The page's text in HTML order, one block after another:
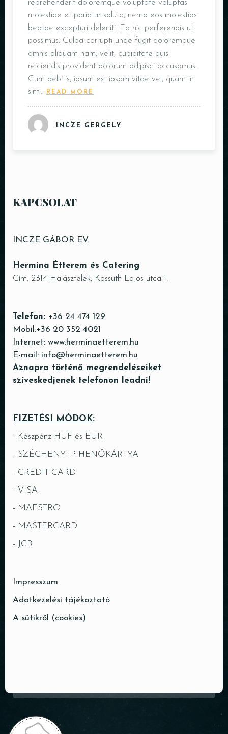
reprehenderit doloremque voluptate voluptas
molestiae et pariatur soluta, nemo eos molestias
beatae excepturi deleniti. Ea hic perferendis ut
possimus. Culpa corrupti unde fugit doloremque
omnis aliquam nam, velit, cupiditate quis
reiciendis provident dolorum adipisci accusamus.
Cum debitis, ipsum est ipsam vitae vel, quam in
sint…
READ MORE
INCZE GERGELY
KAPCSOLAT
INCZE GÁBOR EV.
Hermina Étterem és Catering
Cím: 2314 Halásztelek, Kossuth Lajos utca 1.
Telefon: +36 24 474 129
Mobil:+36 20 352 4021
Internet: www.herminaetterem.hu
E-mail: info@herminaetterem.hu
Aznapra történő megrendeléseiket
szíveskedjenek telefonon leadni!
FIZETÉSI MÓDOK:
- Készpénz HUF és EUR
- SZÉCHENYI PIHENŐKÁRTYA
- CREDIT CARD
- VISA
- MAESTRO
- MASTERCARD
- JCB
Impresszum
Adatkezelési tájékoztató
A sütikről (cookies)